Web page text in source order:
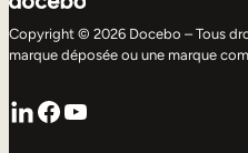
Copyright © 2026 Docebo – Tous
marque déposée ou une marque
LinkedIn
Facebook
YouTube